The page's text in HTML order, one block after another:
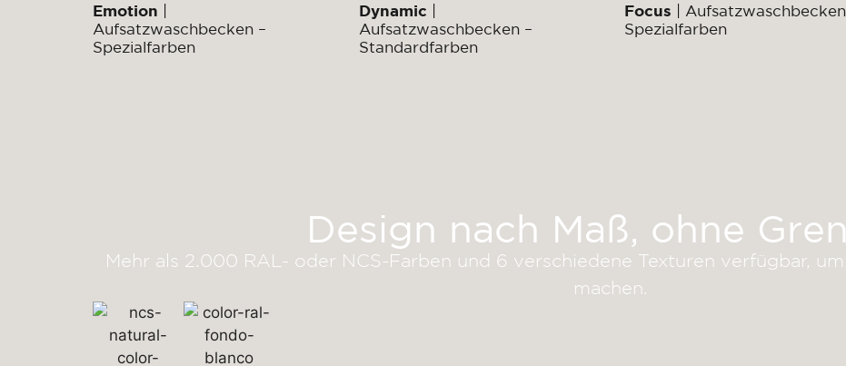
Emotion
Aufsatzwaschbecken –
Spezialfarben
Dynamic
Aufsatzwaschbecken –
Standardfarben
Focus |
Spezialfarben
Design nach Maß, ohne
Mehr als 2.000 RAL- oder NCS-Farben und 6 verschiedene Texturen verfügbar,
machen.